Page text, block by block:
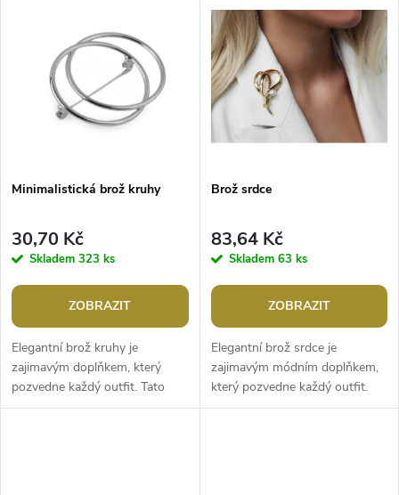
Minimalistická brož kruhy
30,70 Kč
Skladem 323 ks
ZOBRAZIT
Elegantní brož kruhy je
zajimavým doplňkem, který
pozvedne každý outfit. Tato
jednoduchá brož čistých linií
Brož srdce
83,64 Kč
Skladem 63 ks
ZOBRAZIT
Elegantní brož srdce je
zajimavým módním doplňkem,
který pozvedne každý outfit.
Tato brož čistých linií může být